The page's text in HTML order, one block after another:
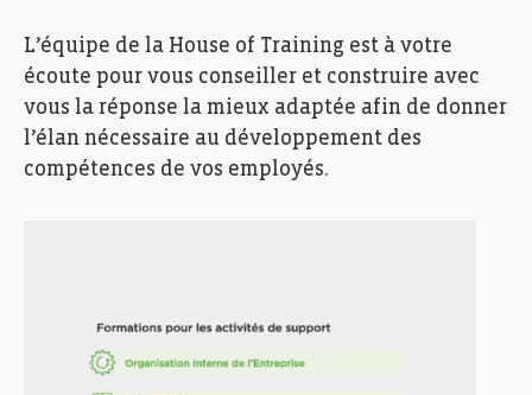
L’équipe de la House of Training est à votre
écoute pour vous conseiller et construire avec
vous la réponse la mieux adaptée afin de donner
l’élan nécessaire au développement des
compétences de vos employés.